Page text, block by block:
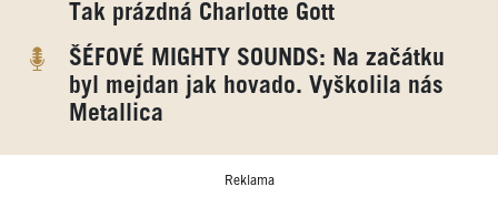
Tak prázdná Charlotte Gott
ŠÉFOVÉ MIGHTY SOUNDS: Na začátku
byl mejdan jak hovado. Vyškolila nás
Metallica
Reklama